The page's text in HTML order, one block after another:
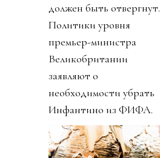
должен быть отвергнут.
Политики уровня
премьер-министра
Великобритании
заявляют о
необходимости убрать
Инфантино из ФИФА.